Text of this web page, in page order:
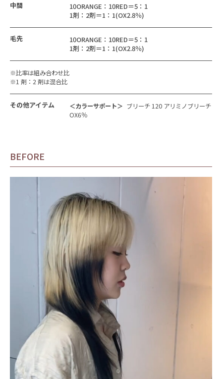
中間
10ORANGE：10RED＝5：1
1剤：2剤＝1：1(OX2.8％)
毛先
10ORANGE：10RED＝5：1
1剤：2剤＝1：1(OX2.8％)
※比率は組み合わせ比
※1 剤：2 剤は混合比
その他アイテム ＜カラーサポート＞ ブリーチ 120 アリミノブリーチ
OX6％
BEFORE